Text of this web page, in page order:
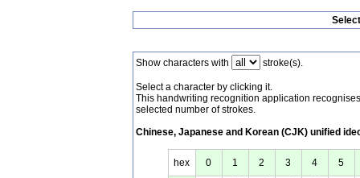
Show characters with stroke(s).
Select a character by clicking it.
This handwriting recognition application
selected number of strokes.
Chinese, Japanese and Korean (CJK) unified
hex 0 1 2 3 4 5